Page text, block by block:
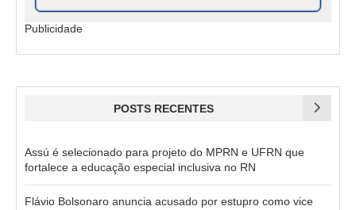
Publicidade
POSTS RECENTES
Assú é selecionado para projeto do MPRN e UFRN que
fortalece a educação especial inclusiva no RN
Flávio Bolsonaro anuncia acusado por estupro como vice